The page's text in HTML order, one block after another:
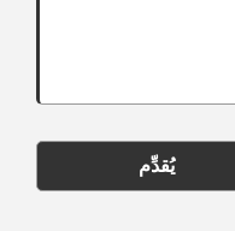
يُقدِّم